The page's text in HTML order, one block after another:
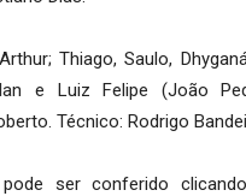
Thiago, Saulo,
e Luiz Felipe (João
Técnico: Rodrigo
ser conferido